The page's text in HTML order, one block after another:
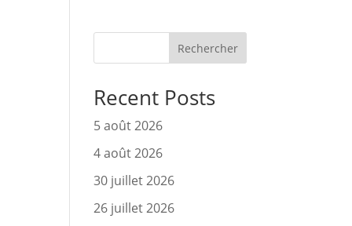
Rechercher
Recent Posts
5 août 2026
4 août 2026
30 juillet 2026
26 juillet 2026